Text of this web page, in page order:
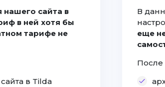
сайта в
в ней хотя бы
тарифе не
в Tilda
В
еще
После